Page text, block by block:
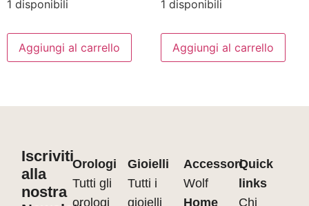
1 disponibili
Aggiungi al carrello
1 disponibili
Aggiungi al carrello
Iscriviti
alla
nostra
Orologi
Tutti gli
orologi
Gioielli
Tutti i
gioielli
Accessori
Wolf
Home
Quick
links
Chi